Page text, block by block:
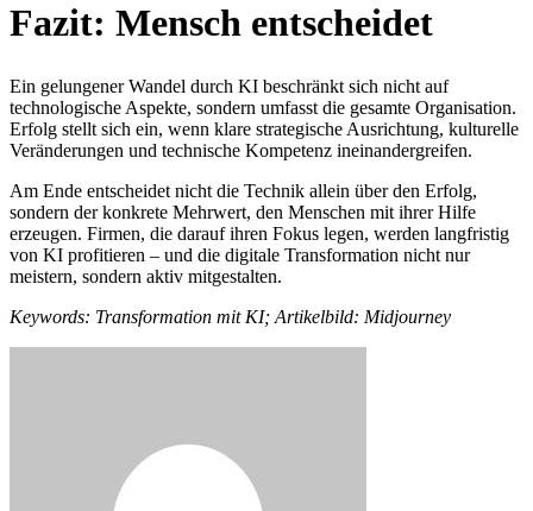
Fazit: Mensch entscheidet
Ein gelungener Wandel durch KI beschränkt sich nicht auf
technologische Aspekte, sondern umfasst die gesamte Organisation.
Erfolg stellt sich ein, wenn klare strategische Ausrichtung, kulturelle
Veränderungen und technische Kompetenz ineinandergreifen.
Am Ende entscheidet nicht die Technik allein über den Erfolg,
sondern der konkrete Mehrwert, den Menschen mit ihrer Hilfe
erzeugen. Firmen, die darauf ihren Fokus legen, werden langfristig
von KI profitieren – und die digitale Transformation nicht nur
meistern, sondern aktiv mitgestalten.
Keywords: Transformation mit KI; Artikelbild: Midjourney